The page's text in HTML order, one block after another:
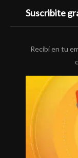
Suscribite
Recibí en tu